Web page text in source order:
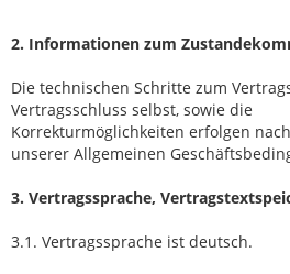
2. Informationen zum
Die technischen Schritte zum
Vertragsschluss selbst, sowie die
Korrekturmöglichkeiten erfolgen
unserer Allgemeinen
3. Vertragssprache,
3.1. Vertragssprache ist deutsch.